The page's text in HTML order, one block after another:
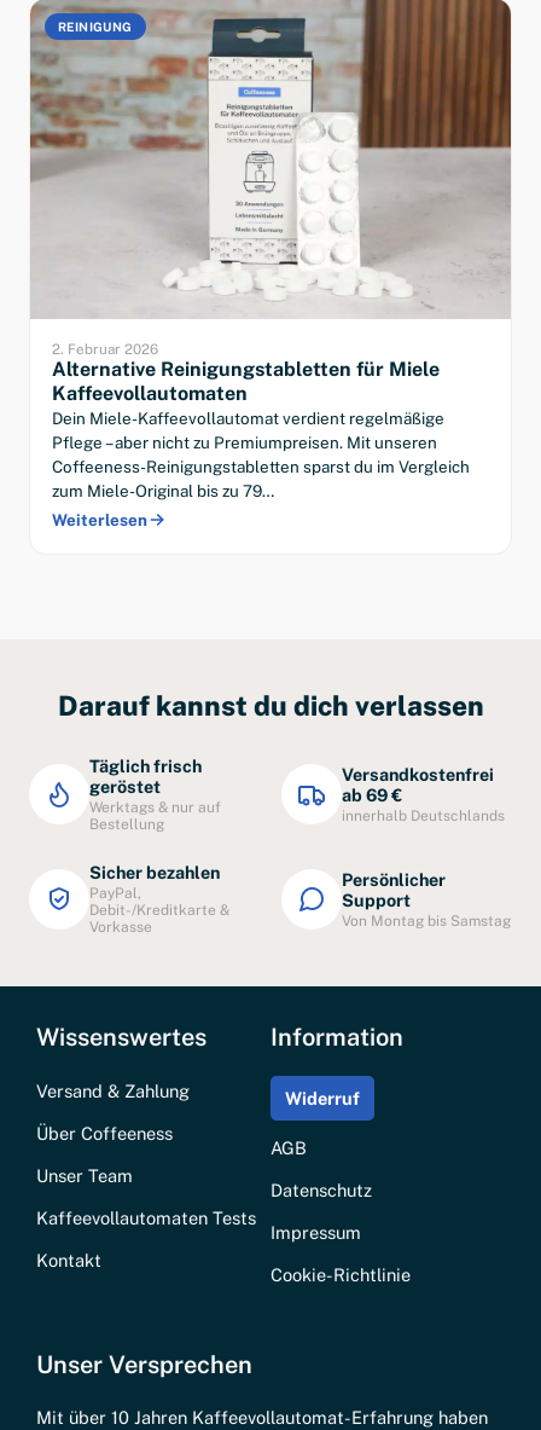
REINIGUNG
2. Februar 2026
Alternative Reinigungstabletten für Miele
Kaffeevollautomaten
Dein Miele-Kaffeevollautomat verdient regelmäßige
Pflege – aber nicht zu Premiumpreisen. Mit unseren
Coffeeness-Reinigungstabletten sparst du im Vergleich
zum Miele-Original bis zu 79…
Weiterlesen
Darauf kannst du dich verlassen
Täglich frisch
geröstet
Werktags & nur auf
Bestellung
Versandkostenfrei
ab 69 €
innerhalb Deutschlands
Sicher bezahlen
PayPal,
Debit-/Kreditkarte &
Vorkasse
Persönlicher
Support
Von Montag bis Samstag
Wissenswertes
Versand & Zahlung
Über Coffeeness
Unser Team
Kaffeevollautomaten Tests
Kontakt
Information
Widerruf
AGB
Datenschutz
Impressum
Cookie-Richtlinie
Unser Versprechen
Mit über 10 Jahren Kaffeevollautomat-Erfahrung haben